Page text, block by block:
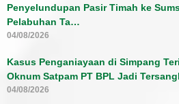
Penyelundupan Pasir Timah ke
Pelabuhan Ta…
04/08/2026
Kasus Penganiayaan di Simpang
Oknum Satpam PT BPL Jadi
04/08/2026